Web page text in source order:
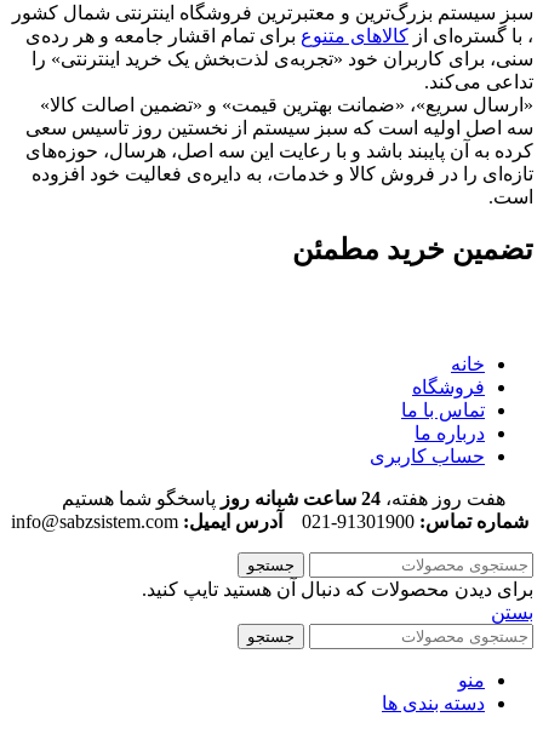
سبز سیستم بزرگ‌ترین و معتبرترین فروشگاه اینترنتی شمال کشور
، با گستره‌ای از کالاهای متنوع برای تمام اقشار جامعه و هر رده‌ی
سنی، برای کاربران خود «تجربه‌ی لذت‌بخش یک خرید اینترنتی» را
تداعی می‌کند.
«ارسال سریع»، «ضمانت بهترین قیمت» و «تضمین اصالت کالا»
سه اصل اولیه است که سبز سیستم از نخستین روز تاسیس سعی
کرده به آن پایبند باشد و با رعایت این سه اصل، هرسال، حوزه‌های
تازه‌ای را در فروش کالا و خدمات، به دایره‌ی فعالیت خود افزوده
است.
تضمین خرید مطمئن
خانه
فروشگاه
تماس با ما
درباره ما
حساب کاربری
هفت روز هفته، 24 ساعت شبانه روز
پاسخگو شما هستیم
شماره تماس: 91301900-021 آدرس ایمیل: info@sabzsistem.com
جستجو
برای دیدن محصولات که دنبال آن هستید تایپ کنید.
بستن
جستجو
منو
دسته بندی ها